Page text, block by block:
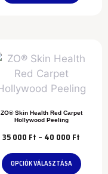
ZO® Skin Health Red Carpet
Hollywood Peeling
35 000 Ft – 40 000 Ft
OPCIÓK VÁLASZTÁSA